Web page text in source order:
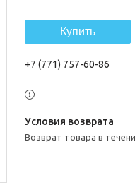
Купить
+7 (771) 757-60-86
возврат товара в